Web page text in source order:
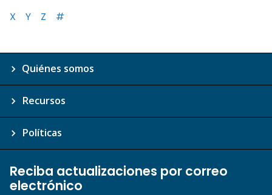
X
Y Z #
Quiénes somos
Recursos
Políticas
Reciba actualizaciones por correo
electrónico